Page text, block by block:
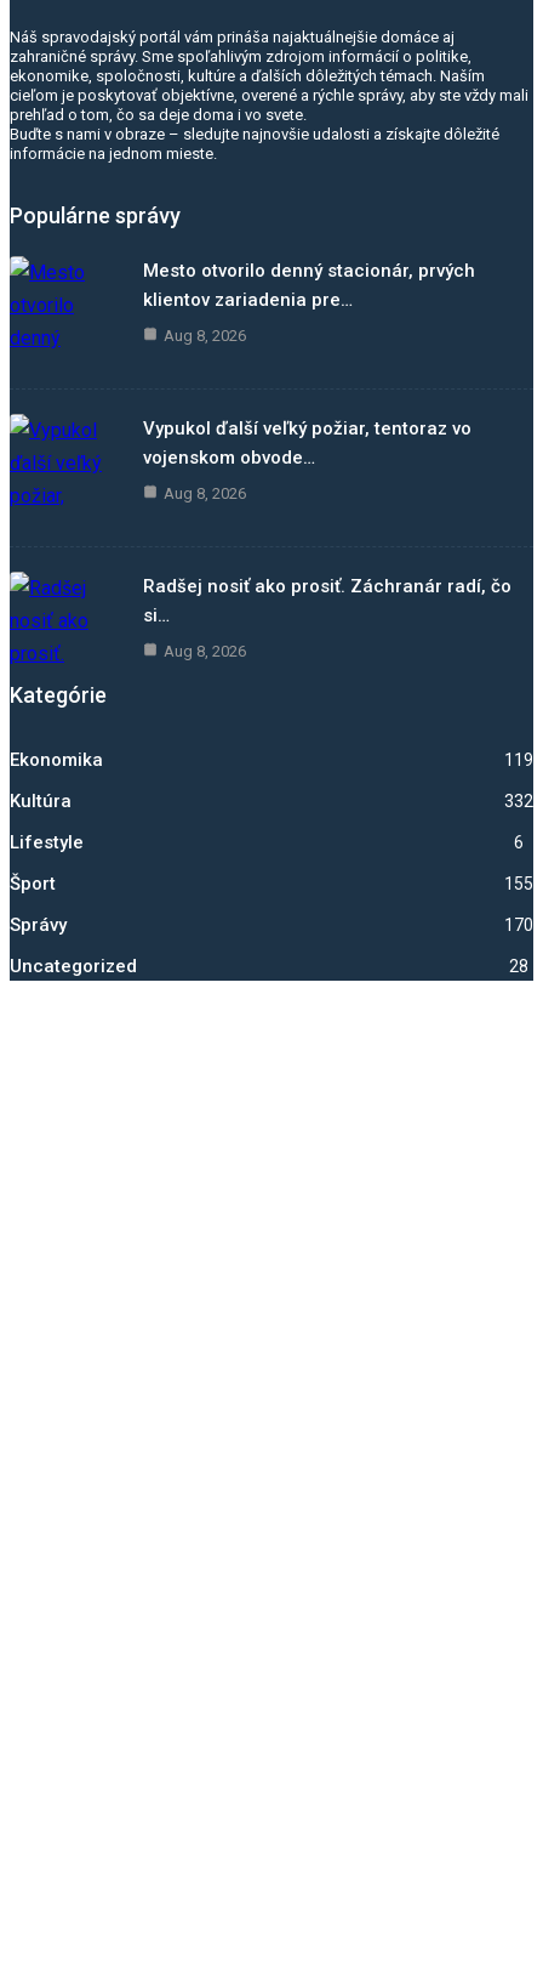
Náš spravodajský portál vám prináša najaktuálnejšie domáce aj
zahraničné správy. Sme spoľahlivým zdrojom informácií o politike,
ekonomike, spoločnosti, kultúre a ďalších dôležitých témach. Naším
cieľom je poskytovať objektívne, overené a rýchle správy, aby ste vždy mali
prehľad o tom, čo sa deje doma i vo svete.
Buďte s nami v obraze – sledujte najnovšie udalosti a získajte dôležité
informácie na jednom mieste.
Populárne správy
Mesto otvorilo denný stacionár, prvých
klientov zariadenia pre…
Aug 8, 2026
Vypukol ďalší veľký požiar, tentoraz vo
vojenskom obvode…
Aug 8, 2026
Radšej nosiť ako prosiť. Záchranár radí, čo
si…
Aug 8, 2026
Kategórie
Ekonomika 1193
Kultúra 332
Lifestyle 6
Šport 1550
Správy
Uncategorized 28